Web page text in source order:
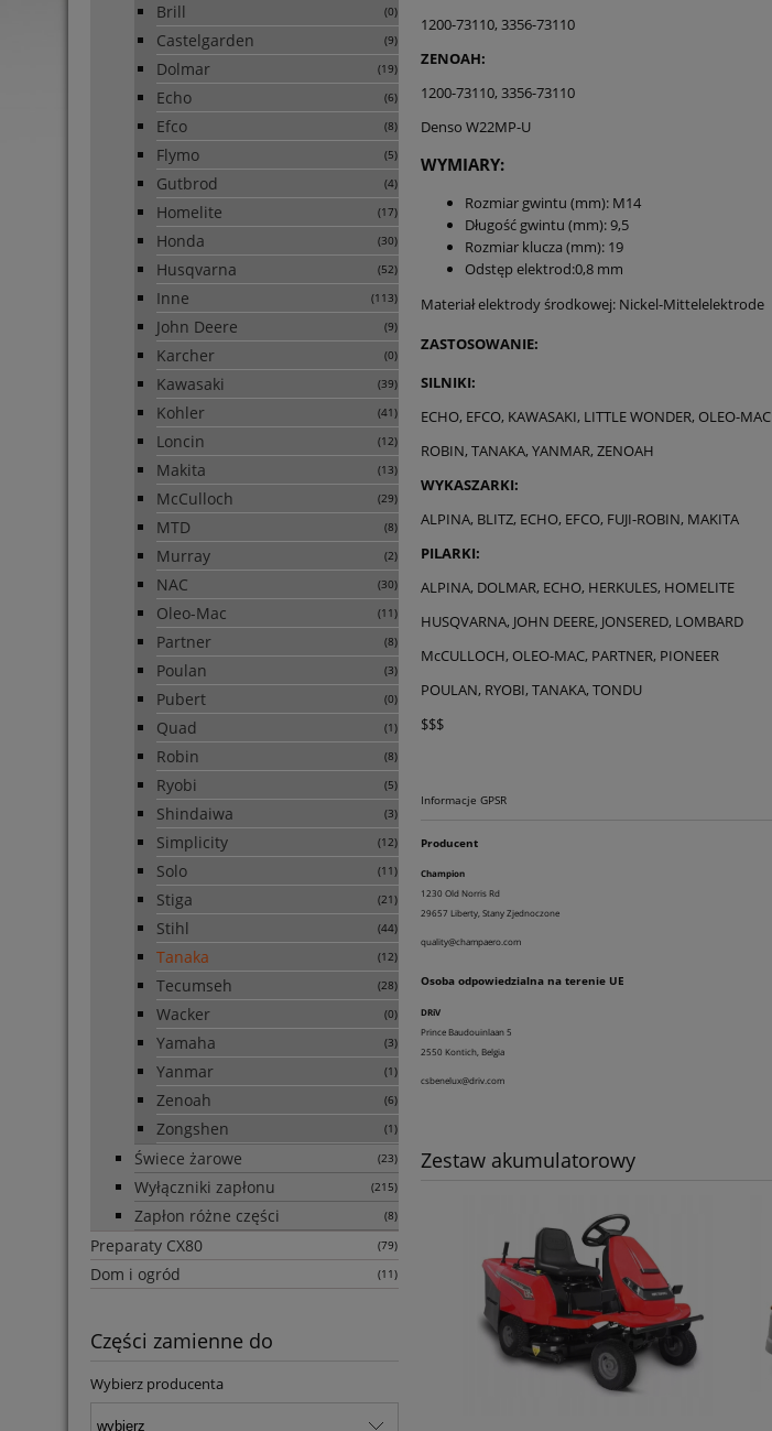
Brill (0)
Castelgarden (9)
Dolmar (19)
Echo (6)
Efco (8)
Flymo (5)
Gutbrod (4)
Homelite (17)
Honda (30)
Husqvarna (52)
Inne (113)
John Deere (9)
Karcher (0)
Kawasaki (39)
Kohler (41)
Loncin (12)
Makita (13)
McCulloch (29)
MTD (8)
Murray (2)
NAC (30)
Oleo-Mac (11)
Partner (8)
Poulan (3)
Pubert (0)
Quad (1)
Robin (8)
Ryobi (5)
Shindaiwa (3)
Simplicity (12)
Solo (11)
Stiga (21)
Stihl (44)
Tanaka (12)
Tecumseh (28)
Wacker (0)
Yamaha (3)
Yanmar (1)
Zenoah (6)
Zongshen (1)
Świece żarowe (23)
Wyłączniki zapłonu (215)
Zapłon różne części (8)
Preparaty CX80 (79)
Dom i ogród (11)
Części zamienne do
Wybierz producenta
1200-73110, 3356-73110
ZENOAH:
1200-73110, 3356-73110
Denso W22MP-U
WYMIARY:
Rozmiar gwintu (mm): M14
Długość gwintu (mm): 9,5
Rozmiar klucza (mm): 19
Odstęp elektrod:0,8 mm
Materiał elektrody środkowej: Nickel-Mittelelektrode
ZASTOSOWANIE:
SILNIKI:
ECHO, EFCO, KAWASAKI, LITTLE WONDER, OLEO-MAC
ROBIN, TANAKA, YANMAR, ZENOAH
WYKASZARKI:
ALPINA, BLITZ, ECHO, EFCO, FUJI-ROBIN, MAKITA
PILARKI:
ALPINA, DOLMAR, ECHO, HERKULES, HOMELITE
HUSQVARNA, JOHN DEERE, JONSERED, LOMBARD
McCULLOCH, OLEO-MAC, PARTNER, PIONEER
POULAN, RYOBI, TANAKA, TONDU
$$$
Informacje GPSR
Producent
Champion
1230 Old Norris Rd
29657 Liberty, Stany Zjednoczone
quality@champaero.com
Osoba odpowiedzialna na terenie UE
DRiV
Prince Baudouinlaan 5
2550 Kontich, Belgia
csbenelux@driv.com
Zestaw akumulatorowy